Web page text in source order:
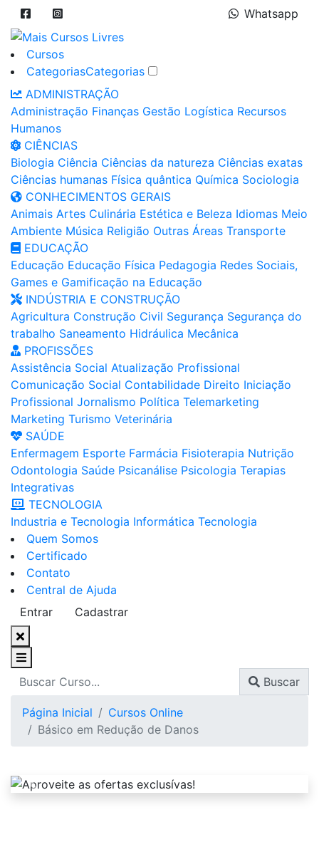
Whatsapp
Cursos
CategoriasCategorias
ADMINISTRAÇÃO
Administração Finanças Gestão Logística Recursos
Humanos
CIÊNCIAS
Biologia Ciência Ciências da natureza Ciências exatas
Ciências humanas Física quântica Química Sociologia
CONHECIMENTOS GERAIS
Animais Artes Culinária Estética e Beleza Idiomas Meio
Ambiente Música Religião Outras Áreas Transporte
EDUCAÇÃO
Educação Educação Física Pedagogia Redes Sociais,
Games e Gamificação na Educação
INDÚSTRIA E CONSTRUÇÃO
Agricultura Construção Civil Segurança Segurança do
trabalho Saneamento Hidráulica Mecânica
PROFISSÕES
Assistência Social Atualização Profissional
Comunicação Social Contabilidade Direito Iniciação
Profissional Jornalismo Política Telemarketing
Marketing Turismo Veterinária
SAÚDE
Enfermagem Esporte Farmácia Fisioterapia Nutrição
Odontologia Saúde Psicanálise Psicologia Terapias
Integrativas
TECNOLOGIA
Industria e Tecnologia Informática Tecnologia
Quem Somos
Certificado
Contato
Central de Ajuda
Entrar
Cadastrar
Buscar
Página Inicial
Cursos Online
Básico em Redução de Danos